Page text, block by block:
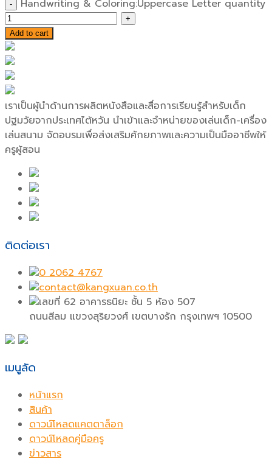
Handwriting & Coloring:Uppercase Letter quantity
Add to cart
เราเป็นผู้นำด้านการผลิตหนังสือและสื่อการเรียนรู้สำหรับเด็ก
ปฐมวัยจากประเทศไต้หวัน นำเข้าและจำหน่ายของเล่นเด็ก-เครื่อง
เล่นสนาม จัดอบรมเพื่อส่งเสริมศักยภาพและความเป็นมืออาชีพให้
ครูผู้สอน
ติดต่อเรา
0 2062 4767
contact@kangxuan.co.th
เลขที่ 62 อาคารธนิยะ ชั้น 5 ห้อง 507
ถนนสีลม แขวงสุริยวงศ์ เขตบางรัก กรุงเทพฯ 10500
เมนูลัด
หน้าแรก
สินค้า
ดาวน์โหลดแคตตาล็อก
ดาวน์โหลดคู่มือครู
ข่าวสาร